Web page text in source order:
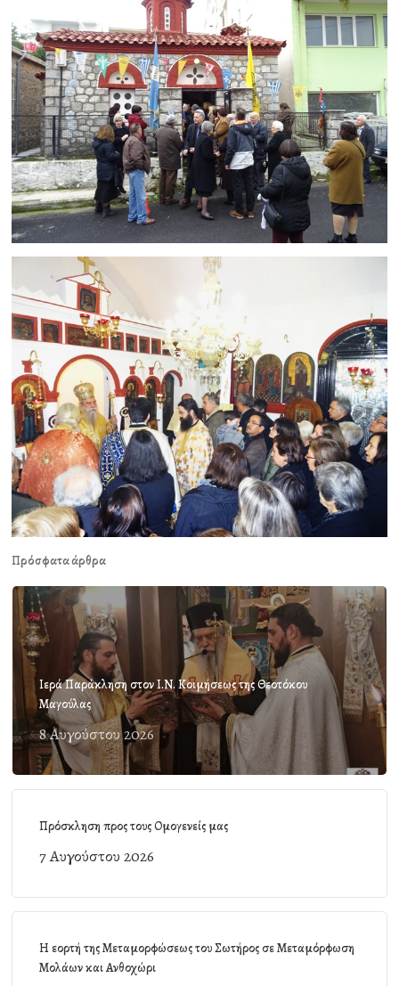
Πρόσφατα άρθρα
Ιερά Παράκληση στον Ι.Ν. Κοιμήσεως της Θεοτόκου
Μαγούλας
8 Αυγούστου 2026
Πρόσκληση προς τους Ομογενείς μας
7 Αυγούστου 2026
Η εορτή της Μεταμορφώσεως του Σωτήρος σε Μεταμόρφωση
Μολάων και Ανθοχώρι